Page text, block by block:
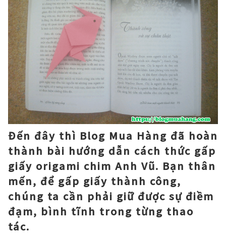
Đến đây thì Blog Mua Hàng đã hoàn
thành bài hướng dẫn cách thức gấp
giấy origami chim Anh Vũ. Bạn thân
mến, để gấp giấy thành công,
chúng ta cần phải giữ được sự điềm
đạm, bình tĩnh trong từng thao
tác.